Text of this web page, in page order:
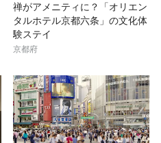
禅がアメニティに？「オリエン
タルホテル京都六条」の文化体
験ステイ
京都府